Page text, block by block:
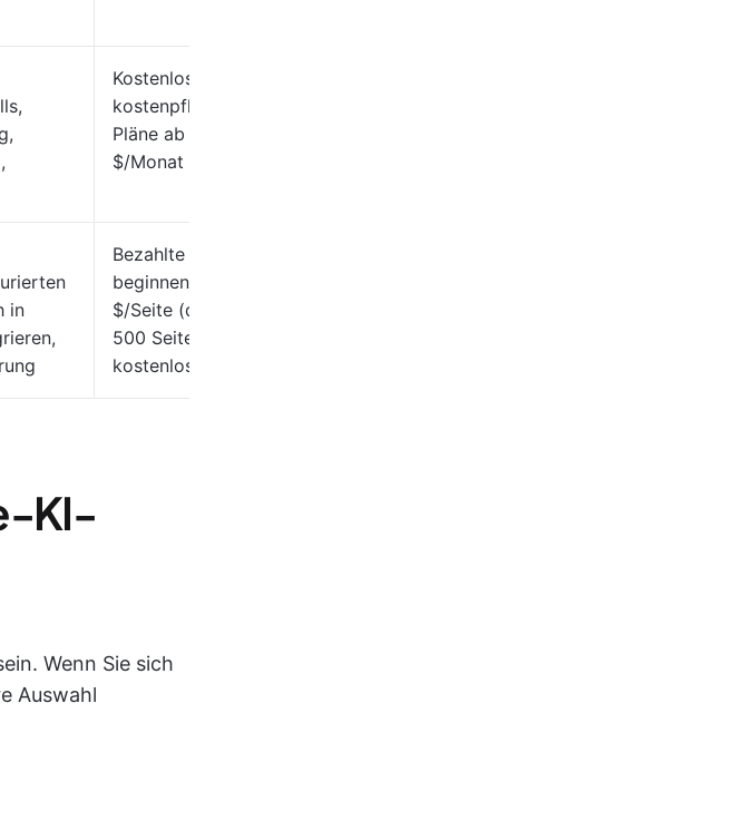
Kostenlos;
kostenpflichtige
Pläne ab 15
$/Monat
in
Bezahlte Pläne
beginnen bei 0,30
$/Seite (die ersten
500 Seiten sind
kostenlos).
KI-
Wenn Sie sich
Auswahl